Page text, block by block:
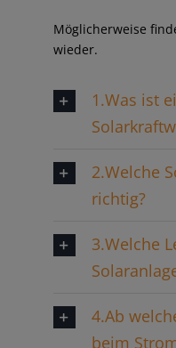
Möglicherweise
wieder.
1.Was ist
2.Welche
richtig?
3.Welche
4.Ab
beim